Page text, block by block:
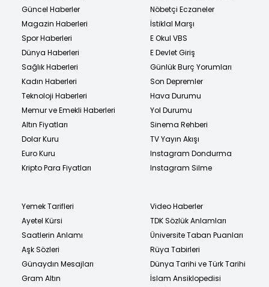
Güncel Haberler
Magazin Haberleri
Spor Haberleri
Dünya Haberleri
Sağlık Haberleri
Kadın Haberleri
Teknoloji Haberleri
Memur ve Emekli Haberleri
Altın Fiyatları
Dolar Kuru
Euro Kuru
Kripto Para Fiyatları
Nöbetçi Eczaneler
İstiklal Marşı
E Okul VBS
E Devlet Giriş
Günlük Burç Yorumları
Son Depremler
Hava Durumu
Yol Durumu
Sinema Rehberi
TV Yayın Akışı
Instagram Dondurma
Instagram Silme
Yemek Tarifleri
Ayetel Kürsi
Saatlerin Anlamı
Aşk Sözleri
Günaydın Mesajları
Gram Altın
Video Haberler
TDK Sözlük Anlamları
Üniversite Taban Puanları
Rüya Tabirleri
Dünya Tarihi ve Türk Tarihi
İslam Ansiklopedisi